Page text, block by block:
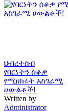
ህብረተሰብ
የባርነትን ሰቆቃ
የሚዘክሩት አስገራሚ
ሀውልቶች!
Written by
Administrator